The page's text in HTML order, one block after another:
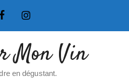
Mon Vin
en dégustant.